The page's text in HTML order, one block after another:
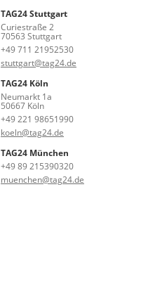
TAG24 Stuttgart
Curiestraße 2
70563 Stuttgart
+49 711 21952530
stuttgart@tag24.de
TAG24 Köln
Neumarkt 1a
50667 Köln
+49 221 98651990
koeln@tag24.de
TAG24 München
+49 89 215390320
muenchen@tag24.de